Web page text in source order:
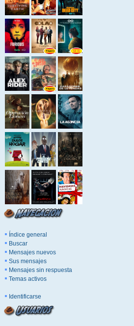
Índice general
Buscar
Mensajes nuevos
Sus mensajes
Mensajes sin respuesta
Temas activos
Identificarse